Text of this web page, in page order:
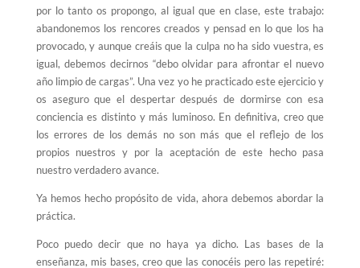
por lo tanto os propongo, al igual que en clase, este trabajo:
abandonemos los rencores creados y pensad en lo que los ha
provocado, y aunque creáis que la culpa no ha sido vuestra, es
igual, debemos decirnos “debo olvidar para afrontar el nuevo
año limpio de cargas”. Una vez yo he practicado este ejercicio y
os aseguro que el despertar después de dormirse con esa
conciencia es distinto y más luminoso. En definitiva, creo que
los errores de los demás no son más que el reflejo de los
propios nuestros y por la aceptación de este hecho pasa
nuestro verdadero avance.
Ya hemos hecho propósito de vida, ahora debemos abordar la
práctica.
Poco puedo decir que no haya ya dicho. Las bases de la
enseñanza, mis bases, creo que las conocéis pero las repetiré: